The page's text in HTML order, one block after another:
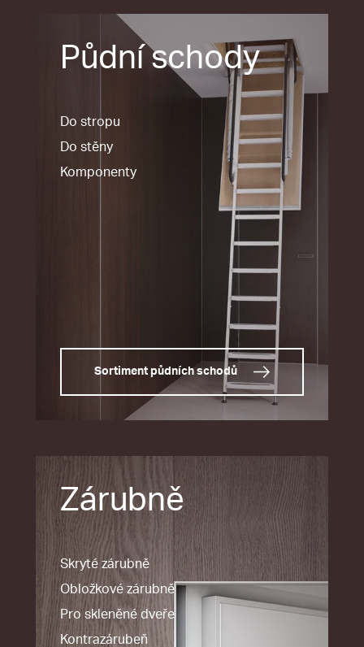
Půdní schody
Do stropu
Do stěny
Komponenty
Sortiment půdních schodů
Zárubně
Skryté zárubně
Obložkové zárubně
Pro skleněné dveře
Kontrazárubeň